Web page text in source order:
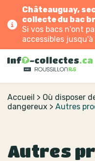
Châteauguay,
collecte du bac
Si vos bacs n'ont
accessibles
Accueil > Où disposer
dangereux > Autres
Autres